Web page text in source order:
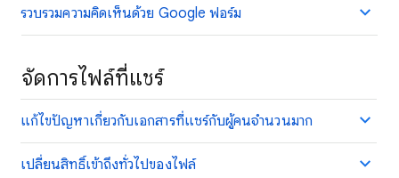
รวบรวมความคิดเห็นด้วย Google ฟอร์ม
จัดการไฟล์ที่แชร์
แก้ไขปัญหาเกี่ยวกับเอกสารที่แชร์กับผู้คนจำนวนมาก
เปลี่ยนสิทธิ์เข้าถึงทั่วไปของไฟล์